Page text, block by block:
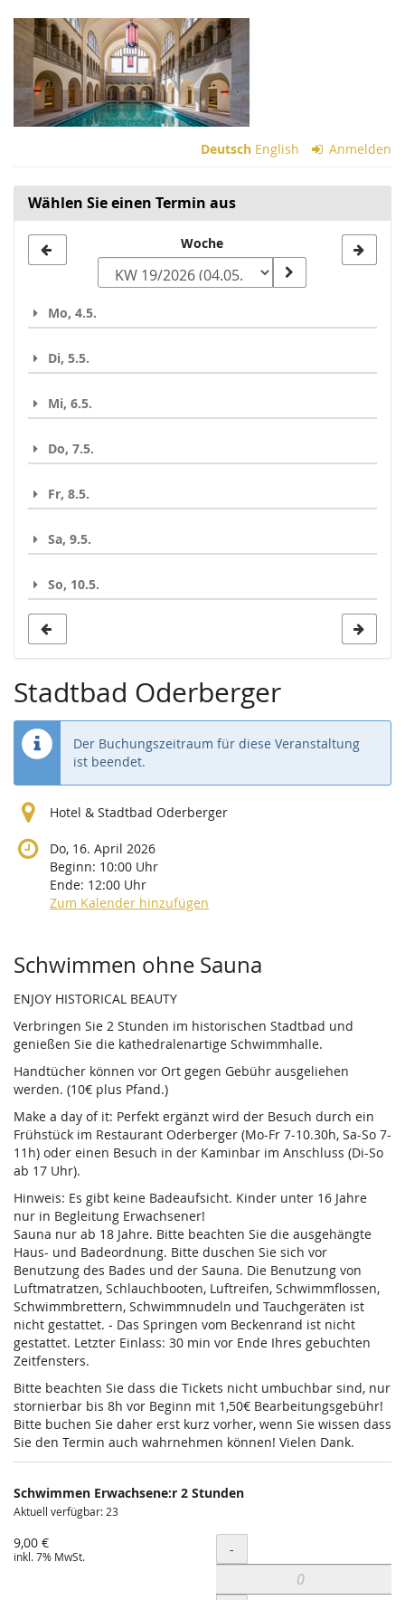
Zum
Haupt-
Inhalt
springen
Deutsch English Anmelden
Wählen Sie einen Termin aus
zur
auswählen
Woche
Mo, 4.5.
Di, 5.5.
Mi, 6.5.
Do, 7.5.
Fr, 8.5.
Sa, 9.5.
So, 10.5.
Stadtbad Oderberger
Der Buchungszeitraum für diese Veranstaltung
ist beendet.
Hotel & Stadtbad Oderberger
Do, 16. April 2026
Beginn: 10:00 Uhr
Ende: 12:00 Uhr
Zum Kalender hinzufügen
Produkte
Schwimmen ohne Sauna
ENJOY HISTORICAL BEAUTY
Verbringen Sie 2 Stunden im historischen Stadtbad und
genießen Sie die kathedralenartige Schwimmhalle.
Handtücher können vor Ort gegen Gebühr ausgeliehen
werden. (10€ plus Pfand.)
Make a day of it: Perfekt ergänzt wird der Besuch durch ein
Frühstück im Restaurant Oderberger (Mo-Fr 7-10.30h, Sa-So 7-
11h) oder einen Besuch in der Kaminbar im Anschluss (Di-So
ab 17 Uhr).
Hinweis: Es gibt keine Badeaufsicht. Kinder unter 16 Jahre
nur in Begleitung Erwachsener!
Sauna nur ab 18 Jahre. Bitte beachten Sie die ausgehängte
Haus- und Badeordnung. Bitte duschen Sie sich vor
Benutzung des Bades und der Sauna. Die Benutzung von
Luftmatratzen, Schlauchbooten, Luftreifen, Schwimmflossen,
Schwimmbrettern, Schwimmnudeln und Tauchgeräten ist
nicht gestattet. - Das Springen vom Beckenrand ist nicht
gestattet. Letzter Einlass: 30 min vor Ende Ihres gebuchten
Zeitfensters.
Bitte beachten Sie dass die Tickets nicht umbuchbar sind, nur
stornierbar bis 8h vor Beginn mit 1,50€ Bearbeitungsgebühr!
Bitte buchen Sie daher erst kurz vorher, wenn Sie wissen dass
Sie den Termin auch wahrnehmen können! Vielen Dank.
Schwimmen Erwachsene:r 2 Stunden
Aktuell verfügbar: 23
9,00 €
inkl. 7% MwSt. Menge
-